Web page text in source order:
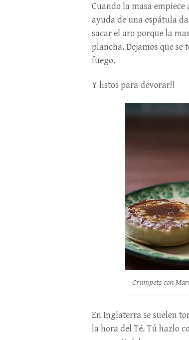
Cuando la masa
ayuda de una espátula
sacar el aro porque la
plancha. Dejamos que
fuego.
Y listos para devorar!!
Crumpets con
En Inglaterra se suelen
la hora del Té. Tú hazlo